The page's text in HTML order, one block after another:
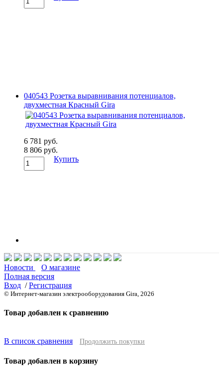
040543 Розетка выравнивания потенциалов,
двухместная Красный Gira
6 781 руб.
8 806 руб.
Купить
Новости
О магазине
Полная версия
Вход /Регистрация
© Интернет-магазин электрооборудования Gira, 2026
Товар добавлен к сравнению
В список сравнения Продолжить покупки
Товар добавлен в корзину